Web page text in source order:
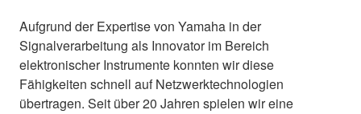
Aufgrund der Expertise von Yamaha in der
Signalverarbeitung als Innovator im Bereich
elektronischer Instrumente konnten wir diese
Fähigkeiten schnell auf Netzwerktechnologien
übertragen. Seit über 20 Jahren spielen wir eine